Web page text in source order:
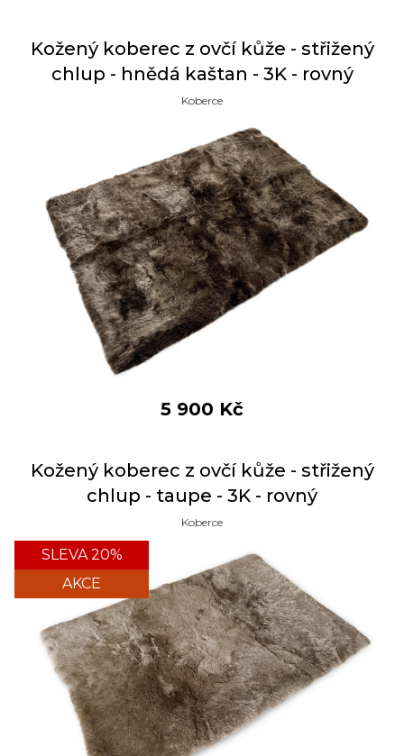
Kožený koberec z ovčí kůže - střižený
chlup - hnědá kaštan - 3K - rovný
Koberce
5 900 Kč
Kožený koberec z ovčí kůže - střižený
chlup - taupe - 3K - rovný
Koberce
SLEVA 20%
AKCE